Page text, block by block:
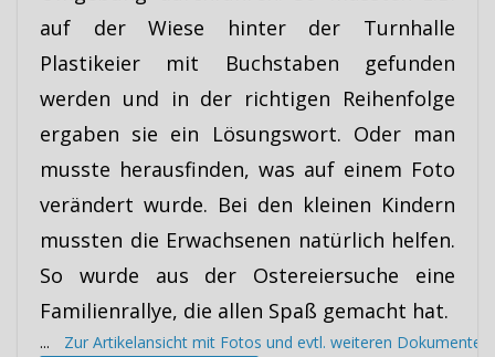
auf der Wiese hinter der Turnhalle
Plastikeier mit Buchstaben gefunden
werden und in der richtigen Reihenfolge
ergaben sie ein Lösungswort. Oder man
musste herausfinden, was auf einem Foto
verändert wurde. Bei den kleinen Kindern
mussten die Erwachsenen natürlich helfen.
So wurde aus der Ostereiersuche eine
Familienrallye, die allen Spaß gemacht hat.
...Zur Artikelansicht mit Fotos und evtl. weiteren Dokumenten